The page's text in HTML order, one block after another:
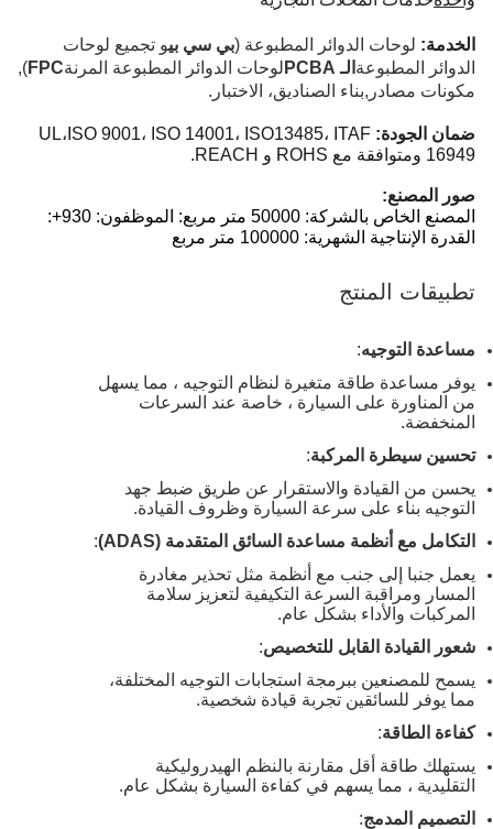
الخدمة: لوحات الدوائر المطبوعة ( بي سي بيو تجميع لوحات
الدوائر المطبوعةالـ PCBA لوحات الدوائر المطبوعة المرنةFPC
),
مكونات مصادر, بناء الصناديق، الاختبار.
ضمان الجودة: UL،ISO 9001، ISO 14001، ISO13485، ITAF
16949 ومتوافقة مع ROHS و REACH.
صور المصنع:
المصنع الخاص بالشركة: 50000 متر مربع: الموظفون: 930+:
القدرة الإنتاجية الشهرية: 100000 متر مربع
تطبيقات المنتج
مساعدة التوجيه:
يوفر مساعدة طاقة متغيرة لنظام التوجيه ، مما يسهل
من المناورة على السيارة ، خاصة عند السرعات
المنخفضة.
تحسين سيطرة المركبة:
يحسن من القيادة والاستقرار عن طريق ضبط جهد
التوجيه بناء على سرعة السيارة وظروف القيادة.
التكامل مع أنظمة مساعدة السائق المتقدمة (ADAS)
:
يعمل جنبا إلى جنب مع أنظمة مثل تحذير مغادرة
المسار ومراقبة السرعة التكيفية لتعزيز سلامة
المركبات والأداء بشكل عام.
شعور القيادة القابل للتخصيص :
يسمح للمصنعين ببرمجة استجابات التوجيه المختلفة،
مما يوفر للسائقين تجربة قيادة شخصية.
كفاءة الطاقة:
يستهلك طاقة أقل مقارنة بالنظم الهيدروليكية
التقليدية ، مما يسهم في كفاءة السيارة بشكل عام.
التصميم المدمج: